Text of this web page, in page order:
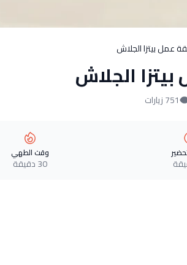
عمل بيتزا الجلاش
الجلاش
751 زيارات
وقت الطهي
30 دقيقة